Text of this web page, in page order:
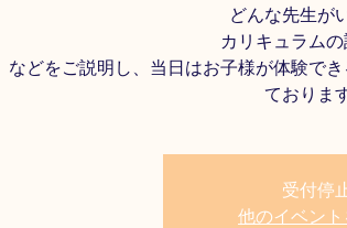
どんな先生が
カリキュラムの
などをご説明し、当日はお子様が体験で
ておりま
受付停
他のイベント